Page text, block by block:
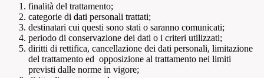
finalità del trattamento;
categorie di dati personali trattati;
destinatari cui questi sono stati o saranno comunicati;
periodo di conservazione dei dati o i criteri utilizzati;
diritti di rettifica, cancellazione dei dati personali, limitazione
del trattamento ed opposizione al trattamento nei limiti
previsti dalle norme in vigore;